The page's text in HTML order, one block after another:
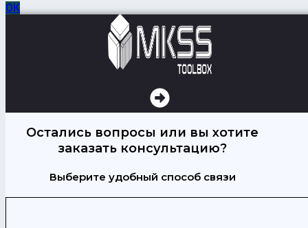
ОК
Остались вопросы или вы хотите
заказать консультацию?
Выберите удобный способ связи